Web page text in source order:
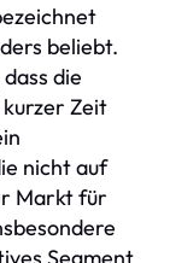
beliebt.
die
Zeit
nicht auf
Markt für